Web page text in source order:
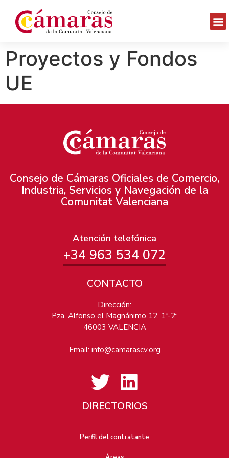
Proyectos y Fondos
UE
Consejo de Cámaras Oficiales de Comercio,
Industria, Servicios y Navegación de la
Comunitat Valenciana
Atención telefónica
+34 963 534 072
CONTACTO
Dirección:
Pza. Alfonso el Magnánimo 12, 1º-2ª
46003 VALENCIA
Email: info@camarascv.org
DIRECTORIOS
Perfil del contratante